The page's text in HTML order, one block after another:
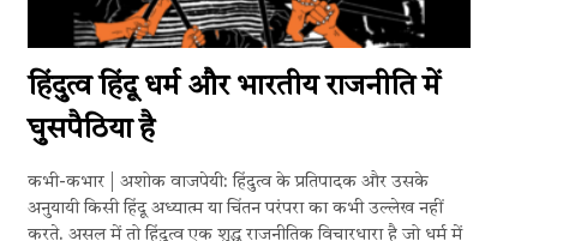
हिंदुत्व हिंदू धर्म और भारतीय राजनीति में
घुसपैठिया है
कभी-कभार | अशोक वाजपेयी: हिंदुत्व के प्रतिपादक और उसके
अनुयायी किसी हिंदू अध्यात्म या चिंतन परंपरा का कभी उल्लेख नहीं
करते. असल में तो हिंदुत्व एक शुद्ध राजनीतिक विचारधारा है जो धर्म में